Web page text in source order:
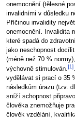
onemocnění (tělesné
invalidními v důsledku
Příčinou invalidity
onemocnění. Invalidita
které spadá do
jako neschopnost
(méně než 70 %
výchovně stimulován.[1]
vydělávat si prací o 35
následkům úrazu (tzv.
sníží schopnost
člověka znemožňuje
člověk vzdělání,